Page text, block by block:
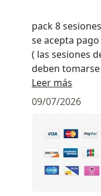
se acepta
( las sesiones
deben
dependiendo
si el paciente
proceso
Leer más
09/07/2026